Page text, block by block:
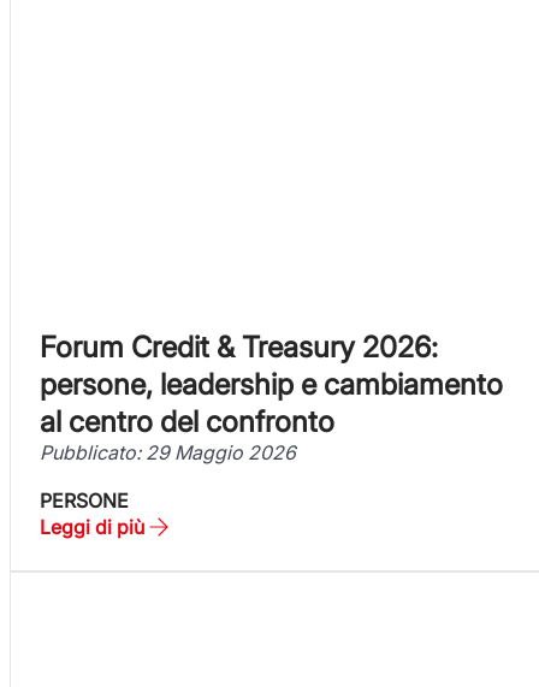
Forum Credit & Treasury 2026:
persone, leadership e cambiamento
al centro del confronto
Pubblicato: 29 Maggio 2026
PERSONE
Leggi di più